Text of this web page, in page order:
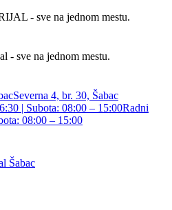
- sve na jednom mestu.
- sve na jednom mestu.
Severna 4, br. 30, Šabac
Radni
08:00 – 15:00